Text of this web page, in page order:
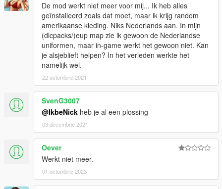
De mod werkt niet meer voor mij... Ik heb alles
geïnstalleerd zoals dat moet, maar ik krijg random
amerikaanse kleding. Niks Nederlands aan. In mijn
(dlcpacks/)eup map zie ik gewoon de Nederlandse
uniformen, maar in-game werkt het gewoon niet. Kan
je alsjeblieft helpen? In het verleden werkte het
namelijk wel.
22 octombrie 2021
SvenG3007
@IkbeNick heb je al een plossing
03 decembrie 2021
Oever
Werkt niet meer.
01 octombrie 2023